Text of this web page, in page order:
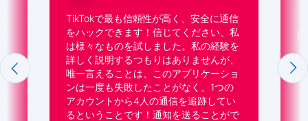
で最も信頼性が高く、安全に通信
ハックできます！信じてください、私
様々なものを試しました。私の経験を
しく説明するつもりはありませんが、
一言えることは、このアプリケーショ
は一度も失敗したことがなく、1つの
カウントから4人の通信を追跡してい
ということです！通知を送ることがで
開発者の皆さん
す。あなたのアプ
くの問題を解決し
いる人に言いたい
ットをハッキング
った多くのことを